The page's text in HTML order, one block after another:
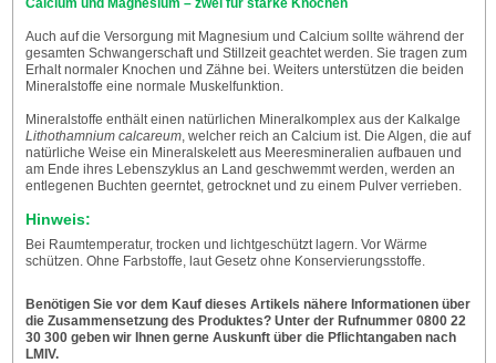
Calcium und Magnesium – zwei für starke Knochen
Auch auf die Versorgung mit Magnesium und Calcium sollte während der
gesamten Schwangerschaft und Stillzeit geachtet werden. Sie tragen zum
Erhalt normaler Knochen und Zähne bei. Weiters unterstützen die beiden
Mineralstoffe eine normale Muskelfunktion.
Mineralstoffe enthält einen natürlichen Mineralkomplex aus der Kalkalge
Lithothamnium calcareum, welcher reich an Calcium ist. Die Algen, die auf
natürliche Weise ein Mineralskelett aus Meeresmineralien aufbauen und
am Ende ihres Lebenszyklus an Land geschwemmt werden, werden an
entlegenen Buchten geerntet, getrocknet und zu einem Pulver verrieben.
Hinweis:
Bei Raumtemperatur, trocken und lichtgeschützt lagern. Vor Wärme
schützen. Ohne Farbstoffe, laut Gesetz ohne Konservierungsstoffe.
Benötigen Sie vor dem Kauf dieses Artikels nähere Informationen über
die Zusammensetzung des Produktes? Unter der Rufnummer 0800 22
30 300 geben wir Ihnen gerne Auskunft über die Pflichtangaben nach
LMIV.